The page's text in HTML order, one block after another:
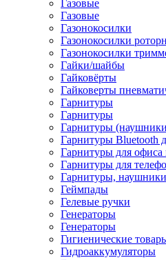
Газовые
Газовые
Газонокосилки
Газонокосилки
Газонокосилки
Гайки/шайбы
Гайковёрты
Гайковерты
Гарнитуры
Гарнитуры
Гарнитуры
Гарнитуры Bluetooth
Гарнитуры для офиса
Гарнитуры для
Гарнитуры,
Геймпады
Гелевые ручки
Генераторы
Генераторы
Гигиенические
Гидроаккумуляторы